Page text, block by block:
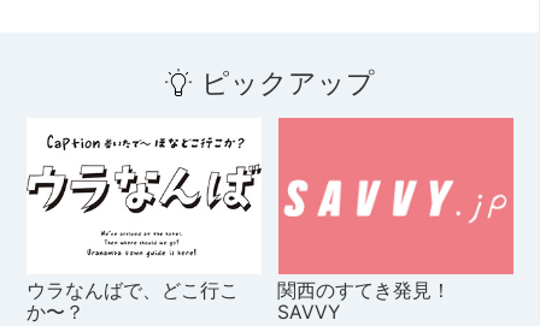
ピックアップ
ウラなんばで、どこ行こ
か〜？
関西のすてき発見！
SAVVY